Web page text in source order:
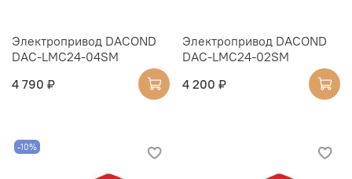
Электропривод DACOND
DAC-LMC24-04SM
4 790 ₽
Электропривод DACOND
DAC-LMC24-02SM
4 200 ₽
-10%